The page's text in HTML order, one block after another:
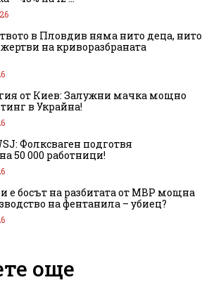
в Пловдив няма нито деца, нито
на криворазбраната
от Киев: Залужни мачка мощно
в Украйна!
Фолксваген подготвя
50 000 работници!
е босът на разбитата от МВР мощна
на фентанила – убиец?
още